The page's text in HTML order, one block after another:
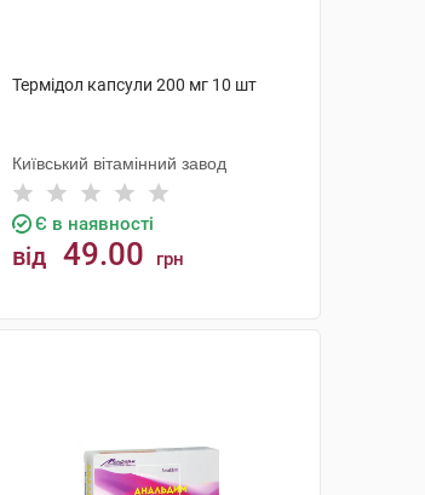
Термідол капсули 200 мг 10 шт
Київський вітамінний завод
Є в наявності
від 49.00 грн